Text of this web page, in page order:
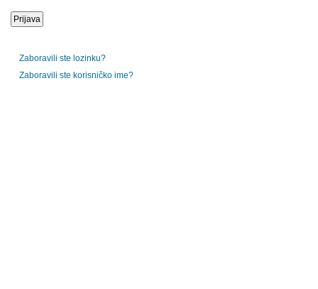
Zaboravili ste lozinku?
Zaboravili ste korisničko ime?